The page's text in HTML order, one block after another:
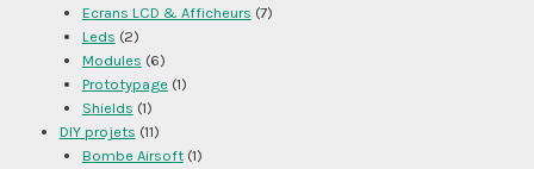
Ecrans LCD & Afficheurs (7)
Leds (2)
Modules (6)
Prototypage(1)
Shields (1)
DIY projets (11)
Bombe Airsoft(1)